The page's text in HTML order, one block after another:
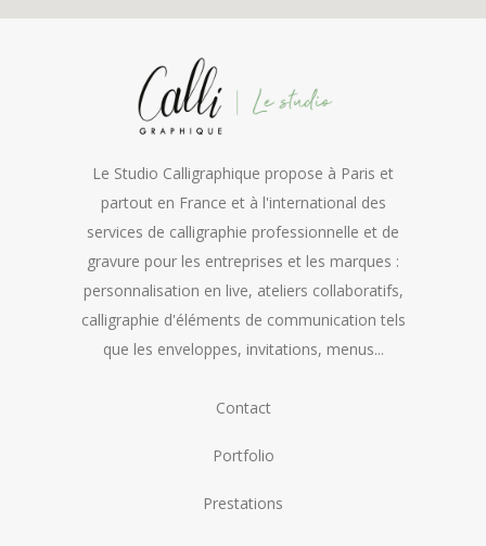
Le Studio Calligraphique propose à Paris et
partout en France et à l'international des
services de calligraphie professionnelle et de
gravure pour les entreprises et les marques :
personnalisation en live, ateliers collaboratifs,
calligraphie d'éléments de communication tels
que les enveloppes, invitations, menus...
Contact
Portfolio
Prestations